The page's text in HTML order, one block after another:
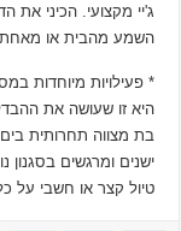
ג'יי מקצועי. הכיני את
השמע מהבית או מאחת
* פעילויות מיוחדות
היא זו שעושה את
בת מצווה תחרותית
ישנים ומרגשים
טיול קצר או חשבי על